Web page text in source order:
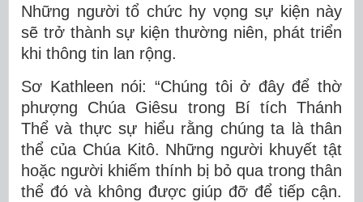
Những người tổ chức hy vọng sự kiện này
sẽ trở thành sự kiện thường niên, phát triển
khi thông tin lan rộng.
Sơ Kathleen nói: “Chúng tôi ở đây để thờ
phượng Chúa Giêsu trong Bí tích Thánh
Thể và thực sự hiểu rằng chúng ta là thân
thể của Chúa Kitô. Những người khuyết tật
hoặc người khiếm thính bị bỏ qua trong thân
thể đó và không được giúp đỡ để tiếp cận.